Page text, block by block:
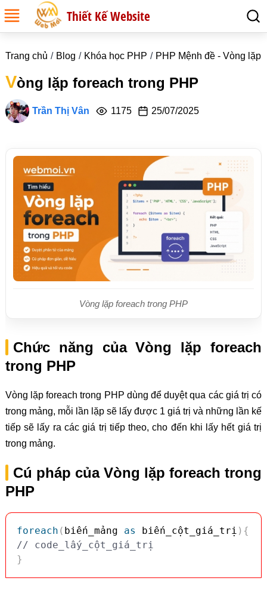
Thiết Kế Website
Trang chủ Blog Khóa học PHP PHP Mệnh đề - Vòng lặp
Vòng lặp foreach trong PHP
Trần Thị Vân 1175 25/07/2025
Vòng lặp foreach trong PHP
Chức năng của Vòng lặp foreach
trong PHP
Vòng lặp foreach trong PHP dùng để duyệt qua các giá trị có
trong mảng, mỗi lần lặp sẽ lấy được 1 giá trị và những lần kế
tiếp sẽ lấy ra các giá trị tiếp theo, cho đến khi lấy hết giá trị
trong mảng.
Cú pháp của Vòng lặp foreach trong
PHP
foreach ( biến_mảng as biến_cột_giá_trị ) {
// code_lấy_cột_giá_trị
}